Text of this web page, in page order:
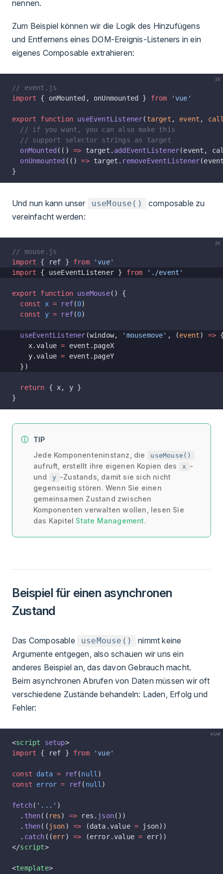
nennen.
Zum Beispiel können wir die Logik des Hinzufügens
und Entfernens eines DOM-Ereignis-Listeners in ein
eigenes Composable extrahieren:
js
// event.js
import { onMounted, onUnmounted } from 'vue'
export function useEventListener( target , event ,
  // if you want, you can also make this
  // support selector strings as target
  onMounted
(() => target. addEventListener(event,
  onUnmounted
(() => target. removeEventListener
}
Und nun kann unser useMouse()
composable zu
vereinfacht werden:
js
// mouse.js
import { ref } from 'vue'
import { useEventListener } from './event'
export function useMouse() {
  const
x = ref(0)
  const
y = ref(0)
  useEventListener
(window, 'mousemove' , (event) =>
    x.value
= event.pageX
    y.value
= event.pageY
  })
  return
{ x, y }
}
TIP
Jede Komponenteninstanz, die useMouse()
aufruft, erstellt ihre eigenen Kopien des x -
und
y -Zustands, damit sie sich nicht
gegenseitig stören. Wenn Sie einen
gemeinsamen Zustand zwischen
Komponenten verwalten wollen, lesen Sie
das Kapitel State Management.
Beispiel für einen asynchronen
Zustand
Das Composable useMouse()
nimmt keine
Argumente entgegen, also schauen wir uns ein
anderes Beispiel an, das davon Gebrauch macht.
Beim asynchronen Abrufen von Daten müssen wir oft
verschiedene Zustände behandeln: Laden, Erfolg und
Fehler:
vue
<script setup>
import { ref } from 'vue'
const data = ref(null)
const error = ref( null)
fetch( '...' )
  .
then(( res) => res. json())
  .
then(( json) => (data.value = json))
  .
catch ((err) => (error.value = err))
</script>
<template>